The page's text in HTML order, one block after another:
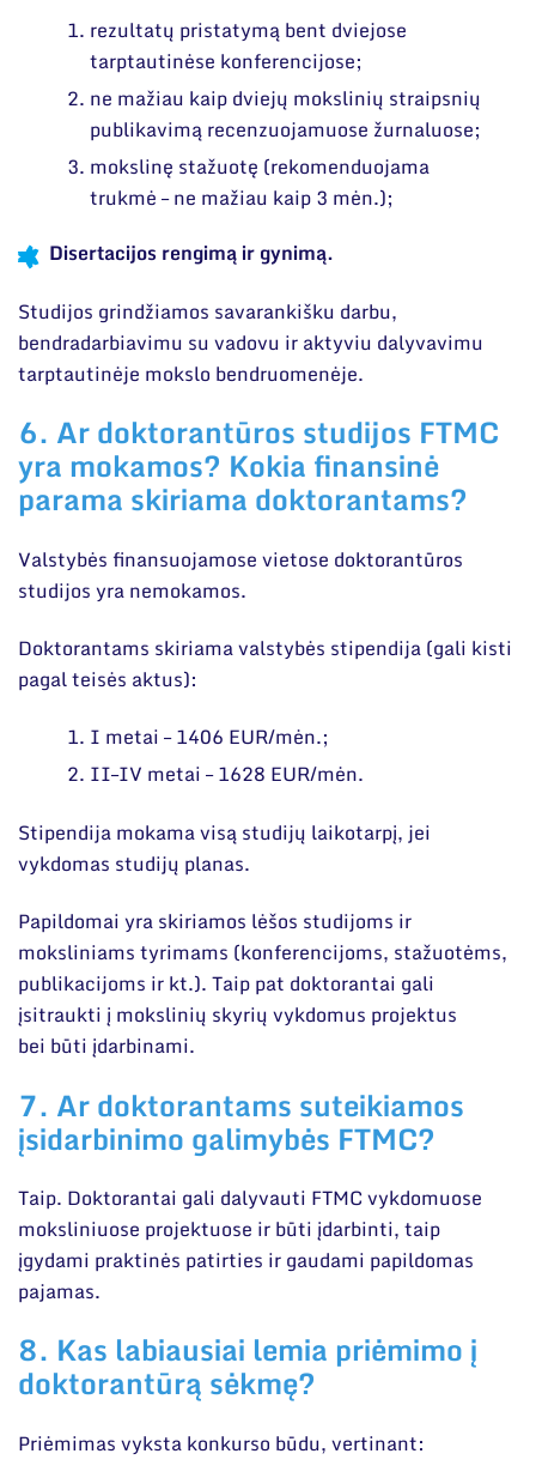
rezultatų pristatymą bent dviejose
tarptautinėse konferencijose;
ne mažiau kaip dviejų mokslinių straipsnių
publikavimą recenzuojamuose žurnaluose;
mokslinę stažuotę (rekomenduojama
trukmė – ne mažiau kaip 3 mėn.);
Disertacijos rengimą ir gynimą.
Studijos grindžiamos savarankišku darbu,
bendradarbiavimu su vadovu ir aktyviu dalyvavimu
tarptautinėje mokslo bendruomenėje.
6. Ar doktorantūros studijos FTMC
yra mokamos? Kokia finansinė
parama skiriama doktorantams?
Valstybės finansuojamose vietose doktorantūros
studijos yra nemokamos.
Doktorantams skiriama valstybės stipendija (gali kisti
pagal teisės aktus):
I metai – 1406 EUR/mėn.;
II–IV metai – 1628 EUR/mėn.
Stipendija mokama visą studijų laikotarpį, jei
vykdomas studijų planas.
Papildomai yra skiriamos lėšos studijoms ir
moksliniams tyrimams (konferencijoms, stažuotėms,
publikacijoms ir kt.). Taip pat doktorantai gali
įsitraukti į mokslinių skyrių vykdomus projektus
bei būti įdarbinami.
7. Ar doktorantams suteikiamos
įsidarbinimo galimybės FTMC?
Taip. Doktorantai gali dalyvauti FTMC vykdomuose
moksliniuose projektuose ir būti įdarbinti, taip
įgydami praktinės patirties ir gaudami papildomas
pajamas.
8. Kas labiausiai lemia priėmimo į
doktorantūrą sėkmę?
Priėmimas vyksta konkurso būdu, vertinant: